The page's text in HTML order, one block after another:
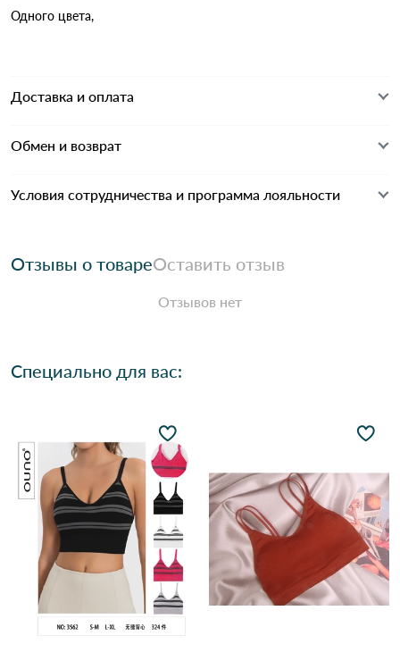
Одного цвета,
Доставка и оплата
Обмен и возврат
Условия сотрудничества и программа лояльности
Отзывы о товареОставить отзыв
Отзывов нет
Специально для вас: